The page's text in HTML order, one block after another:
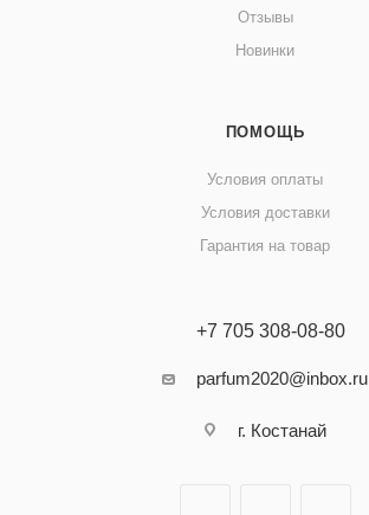
Отзывы
Новинки
ПОМОЩЬ
Условия оплаты
Условия доставки
Гарантия на товар
+7 705 308-08-80
parfum2020@inbox.ru
г. Костанай